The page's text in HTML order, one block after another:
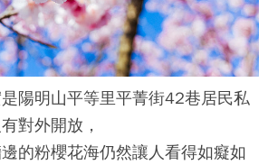
陽明山平等里平菁街42巷居民私
對外開放，
的粉櫻花海仍然讓人看得如癡如